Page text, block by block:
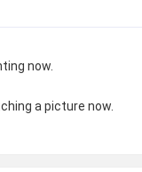
now.
а picture now.